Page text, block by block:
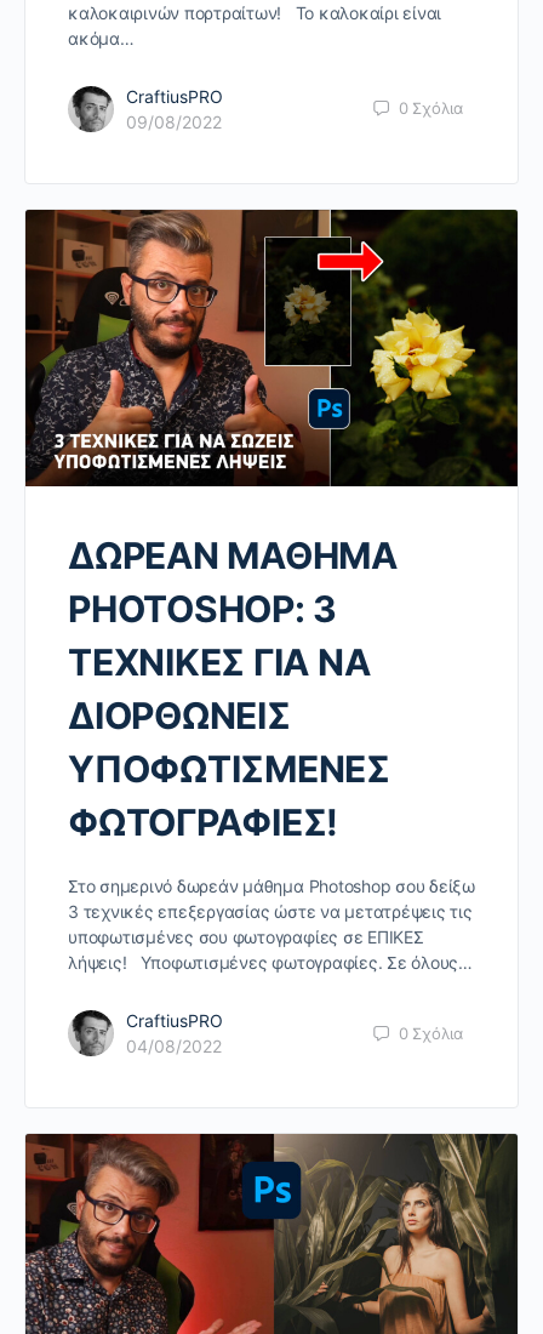
καλοκαιρινών πορτραίτων! Το καλοκαίρι είναι
ακόμα…
CraftiusPRO
09/08/2022
0 Σχόλια
ΔΩΡΕΑΝ ΜΑΘΗΜΑ
PHOTOSHOP: 3
ΤΕΧΝΙΚΕΣ ΓΙΑ ΝΑ
ΔΙΟΡΘΩΝΕΙΣ
ΥΠΟΦΩΤΙΣΜΕΝΕΣ
ΦΩΤΟΓΡΑΦΙΕΣ!
Στο σημερινό δωρεάν μάθημα Photoshop σου δείξω
3 τεχνικές επεξεργασίας ώστε να μετατρέψεις τις
υποφωτισμένες σου φωτογραφίες σε ΕΠΙΚΕΣ
λήψεις! Υποφωτισμένες φωτογραφίες. Σε όλους…
CraftiusPRO
04/08/2022
0 Σχόλια